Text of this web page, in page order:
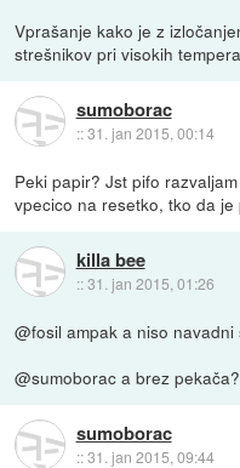
Vprašanje kako je z
strešnikov pri visokih
sumoborac
::31. jan 2015, 00:14
Peki papir? Jst pifo
vpecico na resetko, tko da
killa bee
::31. jan 2015, 01:26
@fosil ampak a niso
@sumoborac a brez pekača?
sumoborac
::31. jan 2015, 09:44